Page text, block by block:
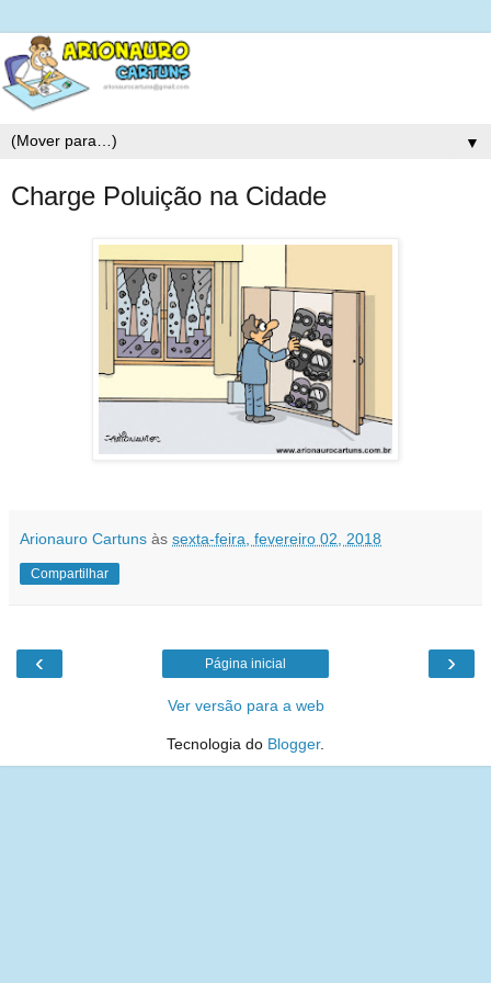
▼
Charge Poluição na Cidade
Arionauro Cartuns às sexta-feira, fevereiro 02, 2018
Compartilhar
‹ ›
Página inicial
Ver versão para a web
Tecnologia do Blogger.